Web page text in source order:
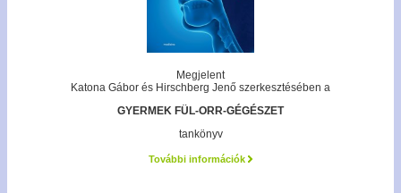
Megjelent
Katona Gábor és Hirschberg Jenő szerkesztésében a
GYERMEK FÜL-ORR-GÉGÉSZET
tankönyv
További információk